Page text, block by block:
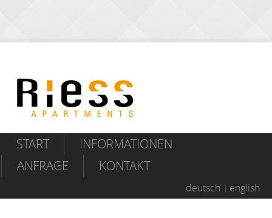
START
INFORMATIONEN
ANFRAGE
KONTAKT
deutsch english